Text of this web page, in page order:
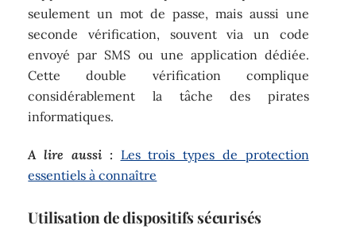
seulement un mot de passe, mais aussi une
seconde vérification, souvent via un code
envoyé par SMS ou une application dédiée.
Cette double vérification complique
considérablement la tâche des pirates
informatiques.
A lire aussi : Les trois types de protection
essentiels à connaître
Utilisation de dispositifs sécurisés